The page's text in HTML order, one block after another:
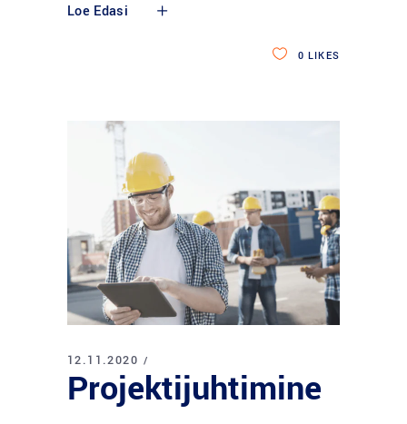
Loe Edasi
0 LIKES
12.11.2020
Projektijuhtimine